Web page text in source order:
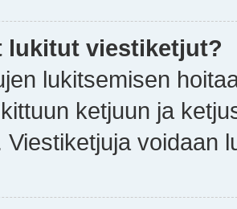
lukitut viestiketjut?
lukitsemisen
ketjuun ja
Viestiketjuja voidaan